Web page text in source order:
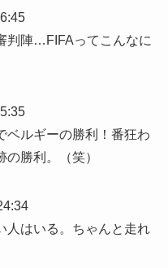
判陣…FIFAってこんなに
ベルギーの勝利！番狂わ
勝利。（笑）
人はいる。ちゃんと走れ